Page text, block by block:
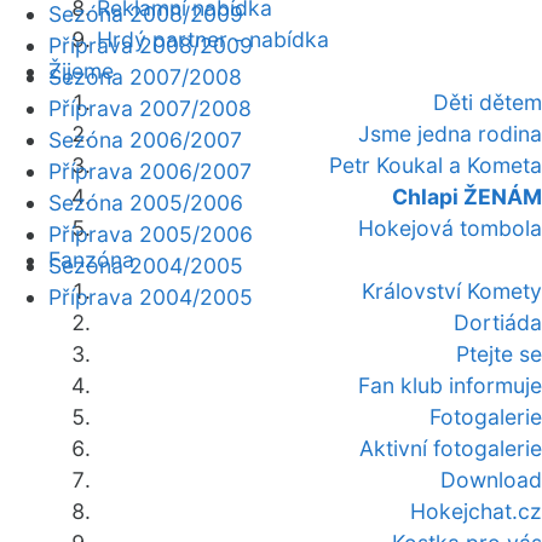
Reklamní nabídka
Hrdý partner - nabídka
Žijeme
Děti dětem
Jsme jedna rodina
Petr Koukal a Kometa
Chlapi ŽENÁM
Hokejová tombola
Fanzóna
Království Komety
Dortiáda
Ptejte se
Fan klub informuje
Fotogalerie
Aktivní fotogalerie
Download
Hokejchat.cz
Sezóna 2008/2009
Příprava 2008/2009
Sezóna 2007/2008
Příprava 2007/2008
Sezóna 2006/2007
Příprava 2006/2007
Sezóna 2005/2006
Příprava 2005/2006
Sezóna 2004/2005
Příprava 2004/2005